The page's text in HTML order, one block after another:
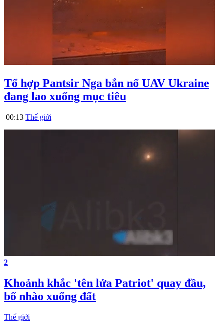
Tổ hợp Pantsir Nga bắn nổ UAV Ukraine
đang lao xuống mục tiêu
00:13 Thế giới
2
Khoảnh khắc 'tên lửa Patriot' quay đầu,
bổ nhào xuống đất
Thế giới